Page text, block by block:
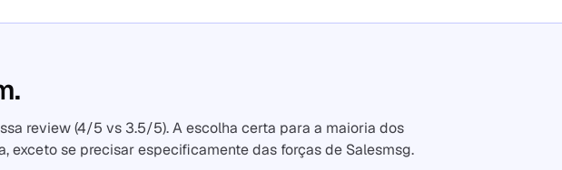
review (4/5 vs 3.5/5). A escolha certa para a maioria dos
exceto se precisar especificamente das forças de Salesmsg.